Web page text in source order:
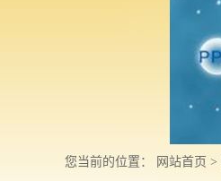
您当前的位置： 网站首页 >